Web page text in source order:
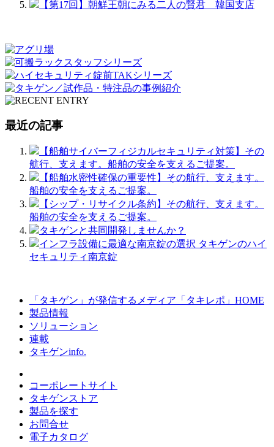
【第17回】朝鮮王朝にみる二人の賢君 韓国支店
最近の記事
【船舶サイバーフィジカルセキュリティ対策】その
航行、支えます。船舶の安全を支えるご提案。
【船舶水密性確保の重要性】その航行、支えます。
船舶の安全を支えるご提案。
【シップ・リサイクル条約】その航行、支えます。
船舶の安全を支えるご提案。
タキゲンと共同開発しませんか？
インフラ設備に最適な南京錠の選択 タキゲンのハイ
セキュリティ南京錠
「タキゲン」が発信するメディア「タキレポ」HOME
製品情報
ソリューション
連載
タキゲンinfo.
コーポレートサイト
タキゲンストア
製品を探す
お問合せ
電子カタログ